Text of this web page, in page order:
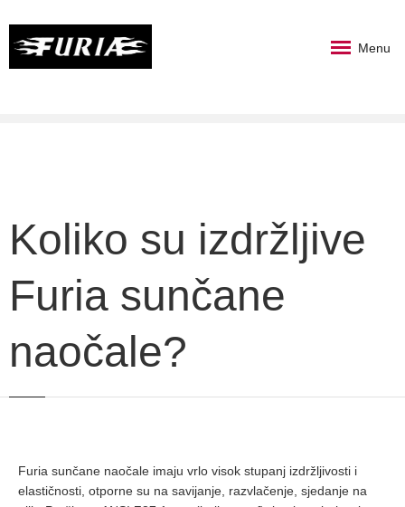
Menu
Koliko su izdržljive
Furia sunčane
naočale?
Furia sunčane naočale imaju vrlo visok stupanj izdržljivosti i
elastičnosti, otporne su na savijanje, razvlačenje, sjedanje na